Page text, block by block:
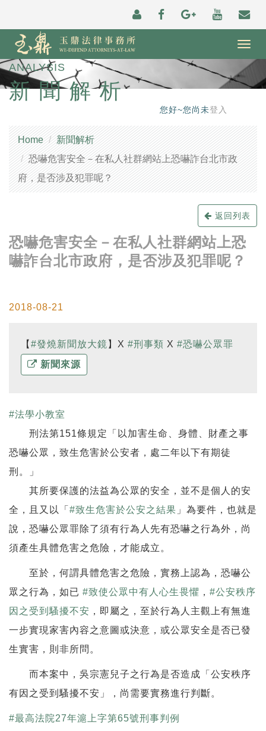
ANALYSIS
新聞解析
您好~您尚未登入
Home
新聞解析
恐嚇危害安全－在私人社群網站上恐嚇詐台北市政
府，是否涉及犯罪呢？
返回列表
恐嚇危害安全－在私人社群網站上恐
嚇詐台北市政府，是否涉及犯罪呢？
2018-08-21
【 #發燒新聞放大鏡 】X #刑事類 X #恐嚇公眾罪
新聞來源
#法學小教室
刑法第151條規定「以加害生命、身體、財產之事
恐嚇公眾，致生危害於公安者，處二年以下有期徒
刑。」
其所要保護的法益為公眾的安全，並不是個人的安
全，且又以「 #致生危害於公安之結果 」為要件，也就是
說，恐嚇公眾罪除了須有行為人先有恐嚇之行為外，尚
須產生具體危害之危險，才能成立。
至於，何謂具體危害之危險，實務上認為，恐嚇公
眾之行為，如已 #致使公眾中有人心生畏懼 ， #公安秩序
因之受到騷擾不安 ，即屬之，至於行為人主觀上有無進
一步實現家害內容之意圖或決意，或公眾安全是否已發
生實害，則非所問。
而本案中，吳宗憲兒子之行為是否造成「公安秩序
有因之受到騷擾不安」，尚需要實務進行判斷。
#最高法院27年滬上字第65號刑事判例